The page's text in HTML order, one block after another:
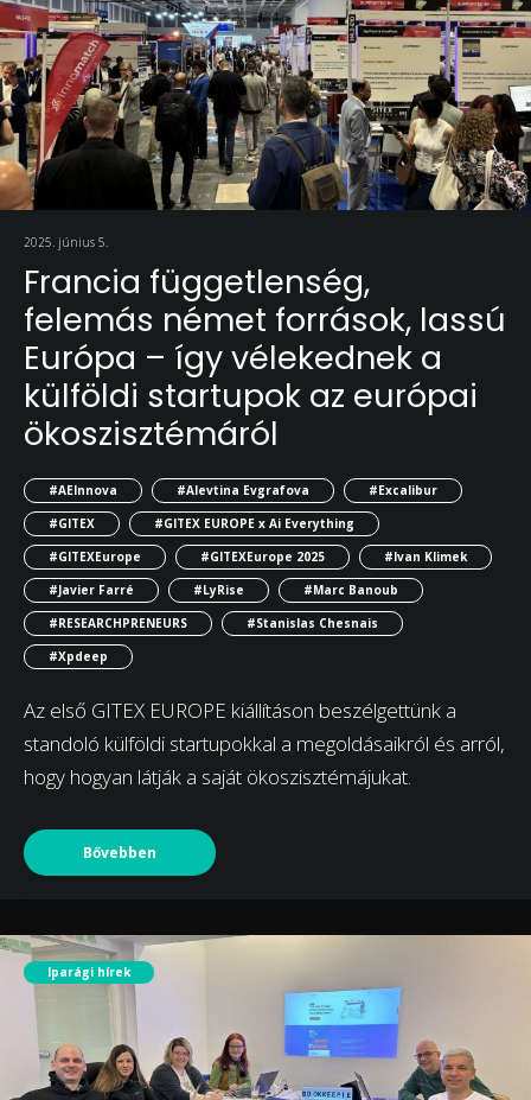
2025. június 5.
Francia függetlenség,
felemás német források, lassú
Európa – így vélekednek a
külföldi startupok az európai
ökoszisztémáról
#AEInnova #Alevtina Evgrafova
#Excalibur
#GITEX
#GITEX EUROPE x Ai Everything
#GITEXEurope
#GITEXEurope 2025
#Ivan Klimek
#Javier Farré
#LyRise
#Marc Banoub
#RESEARCHPRENEURS
#Stanislas Chesnais
#Xpdeep
Az első GITEX EUROPE kiállításon beszélgettünk a
standoló külföldi startupokkal a megoldásaikról és arról,
hogy hogyan látják a saját ökoszisztémájukat.
Bővebben
Iparági hírek